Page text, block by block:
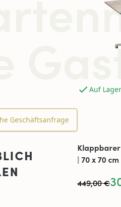
Geschäftsanfrage
Auf Lager
| 70 x 70
449,00 €